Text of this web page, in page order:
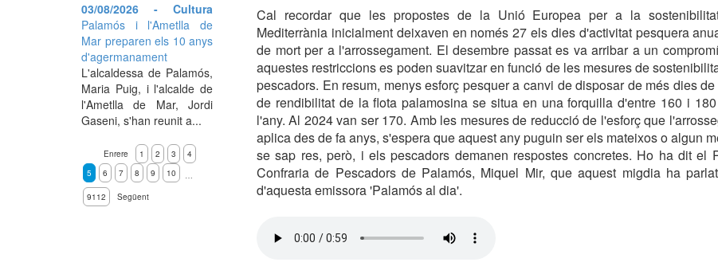
Cal recordar que les propostes de la Unió Europea per a la
Mediterrània inicialment deixaven en només 27 els dies d'activitat pesquera
de mort per a l'arrossegament. El desembre passat es va arribar a un
aquestes restriccions es poden suavitzar en funció de les mesures de
pescadors. En resum, menys esforç pesquer a canvi de disposar de més dies
de rendibilitat de la flota palamosina se situa en una forquilla d'entre 160 i
l'any. Al 2024 van ser 170. Amb les mesures de reducció de l'esforç que
aplica des de fa anys, s'espera que aquest any puguin ser els mateixos o algun
se sap res, però, i els pescadors demanen respostes concretes. Ho ha dit el
Confraria de Pescadors de Palamós, Miquel Mir, que aquest migdia ha
d'aquesta emissora 'Palamós al dia'.
03/08/2026 - Cultura
Palamós i l'Ametlla de
Mar preparen els 10 anys
d'agermanament
L'alcaldessa de Palamós,
Maria Puig, i l'alcalde de
l'Ametlla de Mar, Jordi
Gaseni, s'han reunit a...
Enrere 1 2 3
4
5
6 7 8 9 10
…
9112
Següent